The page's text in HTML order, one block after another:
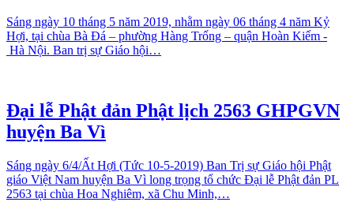
Sáng ngày 10 tháng 5 năm 2019, nhằm ngày 06 tháng 4 năm Kỷ
Hợi, tại chùa Bà Đá – phường Hàng Trống – quận Hoàn Kiếm -
Hà Nội. Ban trị sự Giáo hội…
Đại lễ Phật đản Phật lịch 2563 GHPGVN
huyện Ba Vì
Sáng ngày 6/4/Ất Hợi (Tức 10-5-2019) Ban Trị sự Giáo hội Phật
giáo Việt Nam huyện Ba Vì long trọng tổ chức Đại lễ Phật đản PL
2563 tại chùa Hoa Nghiêm, xã Chu Minh,…